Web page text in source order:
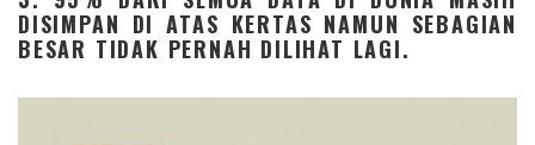
DISIMPAN DI ATAS KERTAS NAMUN SEBAGIAN
BESAR TIDAK PERNAH DILIHAT LAGI.